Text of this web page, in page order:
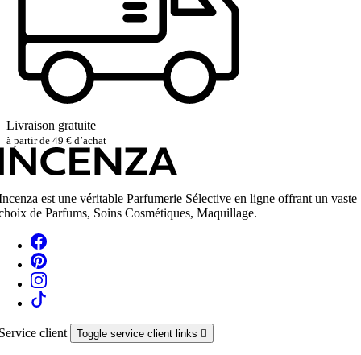
Livraison gratuite
à partir de 49 € d’achat
est une véritable Parfumerie Sélective en ligne offrant un vaste
de Parfums, Soins Cosmétiques, Maquillage.
client Toggle service client links 